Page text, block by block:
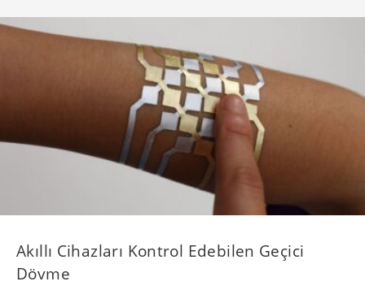
Akıllı Cihazları Kontrol Edebilen Geçici
Dövme